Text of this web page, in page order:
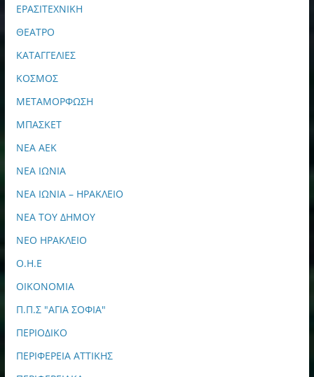
ΕΡΑΣΙΤΕΧΝΙΚΗ
ΘΕΑΤΡΟ
ΚΑΤΑΓΓΕΛΙΕΣ
ΚΟΣΜΟΣ
ΜΕΤΑΜΟΡΦΩΣΗ
ΜΠΑΣΚΕΤ
ΝΕΑ ΑΕΚ
ΝΕΑ ΙΩΝΙΑ
ΝΕΑ ΙΩΝΙΑ – ΗΡΑΚΛΕΙΟ
ΝΕΑ ΤΟΥ ΔΗΜΟΥ
ΝΕΟ ΗΡΑΚΛΕΙΟ
Ο.Η.Ε
ΟΙΚΟΝΟΜΙΑ
Π.Π.Σ "ΑΓΙΑ ΣΟΦΙΑ"
ΠΕΡΙΟΔΙΚΟ
ΠΕΡΙΦΕΡΕΙΑ ΑΤΤΙΚΗΣ